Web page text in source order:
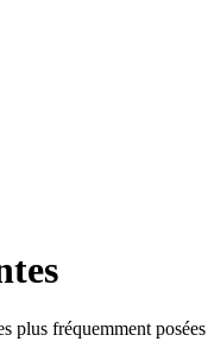
plus fréquemment